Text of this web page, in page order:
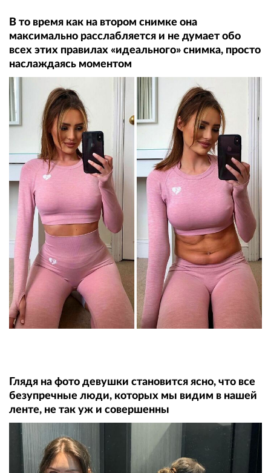
В то время как на втором снимке она
максимально расслабляется и не думает обо
всех этих правилах «идеального» снимка, просто
наслаждаясь моментом
Глядя на фото девушки становится ясно, что все
безупречные люди, которых мы видим в нашей
ленте, не так уж и совершенны